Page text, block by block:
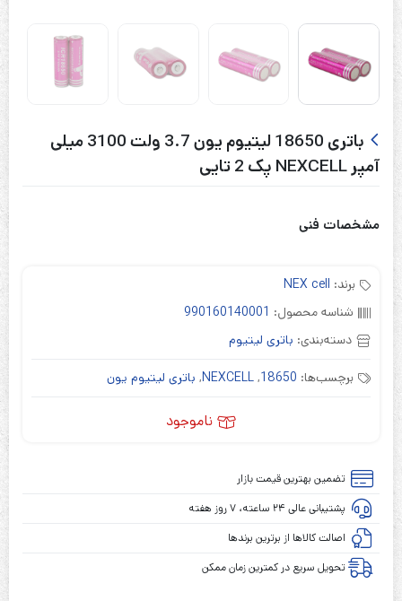
باتری 18650 لیتیوم یون 3.7 ولت 3100 میلی
آمپر NEXCELL پک 2 تایی
مشخصات فنی
برند: NEX cell
شناسه محصول: 990160140001
دسته‌بندی: باتری لیتیوم
برچسب‌ها: 18650
,
NEXCELL
, باتری لیتیوم یون
ناموجود
تضمین بهترین قیمت بازار
پشتیبانی عالی ۲۴ ساعته، ۷ روز هفته
اصالت کالاها از برترین برندها
تحویل سریع در کمترین زمان ممکن